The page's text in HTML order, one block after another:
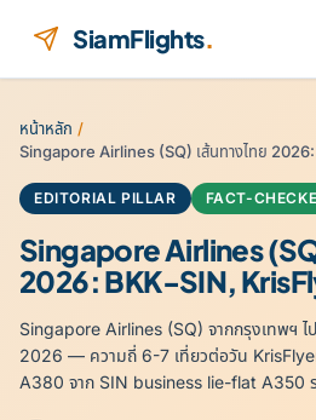
SiamFlights.
หน้าหลัก /
Singapore Airlines (SQ) เส้นทางไทย
EDITORIAL PILLAR FACT-
Singapore Airlines
2026: BKK-SIN,
Singapore Airlines (SQ) จากกรุงเทพฯ
2026 — ความถี่ 6-7 เที่ยวต่อวัน
A380 จาก SIN business lie-flat A350 ร